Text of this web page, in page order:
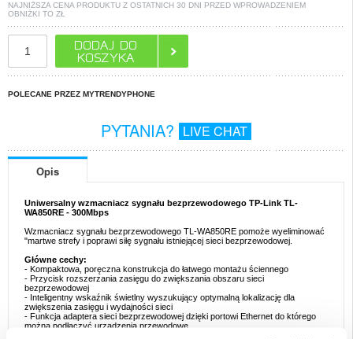
NAJNIŻSZA CENA PRODUKTU Z OSTATNICH 30 DNI PRZED WPROWADZENIEM
OBNIŻKI TO ZŁ
POLECANE PRZEZ MYTRENDYPHONE
PYTANIA? LIVE CHAT
Opis
Uniwersalny wzmacniacz sygnału bezprzewodowego TP-Link TL-
WA850RE - 300Mbps
Wzmacniacz sygnału bezprzewodowego TL-WA850RE pomoże wyeliminować
"martwe strefy i poprawi siłę sygnału istniejącej sieci bezprzewodowej.
Główne cechy:
- Kompaktowa, poręczna konstrukcja do łatwego montażu ściennego
- Przycisk rozszerzania zasięgu do zwiększania obszaru sieci
bezprzewodowej
- Inteligentny wskaźnik świetlny wyszukujący optymalną lokalizację dla
zwiększenia zasięgu i wydajności sieci
- Funkcja adaptera sieci bezprzewodowej dzięki portowi Ethernet do którego
można podłączyć urządzenia przewodowe